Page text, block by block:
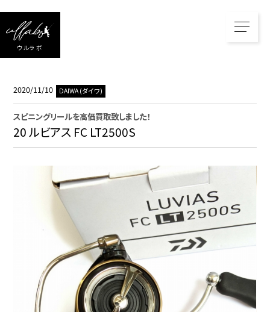
ウルラボ
2020/11/10 DAIWA (ダイワ)
スピニングリールを高価買取致しました！
20 ルビアス FC LT2500S